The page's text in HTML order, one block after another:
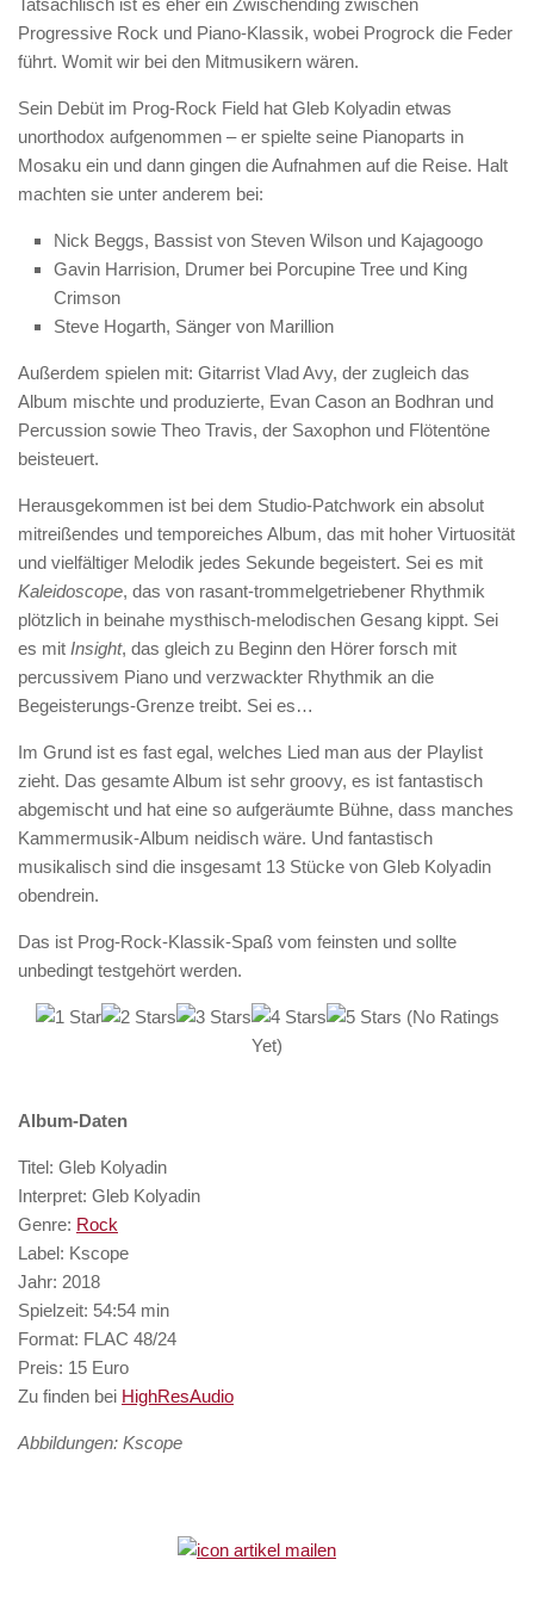
Tatsächlisch ist es eher ein Zwischending zwischen
Progressive Rock und Piano-Klassik, wobei Progrock die Feder
führt. Womit wir bei den Mitmusikern wären.
Sein Debüt im Prog-Rock Field hat Gleb Kolyadin etwas
unorthodox aufgenommen – er spielte seine Pianoparts in
Mosaku ein und dann gingen die Aufnahmen auf die Reise. Halt
machten sie unter anderem bei:
Nick Beggs, Bassist von Steven Wilson und Kajagoogo
Gavin Harrision, Drumer bei Porcupine Tree und King
Crimson
Steve Hogarth, Sänger von Marillion
Außerdem spielen mit: Gitarrist Vlad Avy, der zugleich das
Album mischte und produzierte, Evan Cason an Bodhran und
Percussion sowie Theo Travis, der Saxophon und Flötentöne
beisteuert.
Herausgekommen ist bei dem Studio-Patchwork ein absolut
mitreißendes und temporeiches Album, das mit hoher Virtuosität
und vielfältiger Melodik jedes Sekunde begeistert. Sei es mit
Kaleidoscope, das von rasant-trommelgetriebener Rhythmik
plötzlich in beinahe mysthisch-melodischen Gesang kippt. Sei
es mit Insight, das gleich zu Beginn den Hörer forsch mit
percussivem Piano und verzwackter Rhythmik an die
Begeisterungs-Grenze treibt. Sei es…
Im Grund ist es fast egal, welches Lied man aus der Playlist
zieht. Das gesamte Album ist sehr groovy, es ist fantastisch
abgemischt und hat eine so aufgeräumte Bühne, dass manches
Kammermusik-Album neidisch wäre. Und fantastisch
musikalisch sind die insgesamt 13 Stücke von Gleb Kolyadin
obendrein.
Das ist Prog-Rock-Klassik-Spaß vom feinsten und sollte
unbedingt testgehört werden.
(No Ratings
Yet)
Album-Daten
Titel: Gleb Kolyadin
Interpret: Gleb Kolyadin
Genre: Rock
Label: Kscope
Jahr: 2018
Spielzeit: 54:54 min
Format: FLAC 48/24
Preis: 15 Euro
Zu finden bei HighResAudio
Abbildungen: Kscope